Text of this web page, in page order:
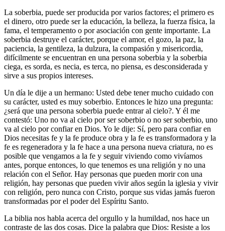
La soberbia, puede ser producida por varios factores; el primero es
el dinero, otro puede ser la educación, la belleza, la fuerza física, la
fama, el temperamento o por asociación con gente importante. La
soberbia destruye el carácter, porque el amor, el gozo, la paz, la
paciencia, la gentileza, la dulzura, la compasión y misericordia,
difícilmente se encuentran en una persona soberbia y la soberbia
ciega, es sorda, es necia, es terca, no piensa, es desconsiderada y
sirve a sus propios intereses.
Un día le dije a un hermano: Usted debe tener mucho cuidado con
su carácter, usted es muy soberbio. Entonces le hizo una pregunta:
¿será que una persona soberbia puede entrar al cielo?. Y él me
contestó: Uno no va al cielo por ser soberbio o no ser soberbio, uno
va al cielo por confiar en Dios. Yo le dije: Sí, pero para confiar en
Dios necesitas fe y la fe produce obra y la fe es transformadora y la
fe es regeneradora y la fe hace a una persona nueva criatura, no es
posible que vengamos a la fe y seguir viviendo como vivíamos
antes, porque entonces, lo que tenemos es una religión y no una
relación con el Señor. Hay personas que pueden morir con una
religión, hay personas que pueden vivir años según la iglesia y vivir
con religión, pero nunca con Cristo, porque sus vidas jamás fueron
transformadas por el poder del Espíritu Santo.
La biblia nos habla acerca del orgullo y la humildad, nos hace un
contraste de las dos cosas. Dice la palabra que Dios: Resiste a los